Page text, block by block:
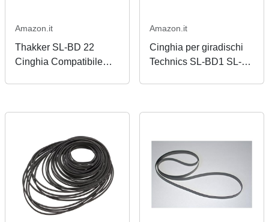
Amazon.it
Thakker SL-BD 22
Cinghia Compatibile
Amazon.it
Cinghia per giradischi
Technics SL-BD1 SL-